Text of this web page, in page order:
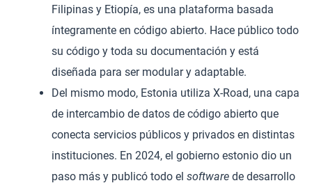
Filipinas y Etiopía, es una plataforma basada
íntegramente en código abierto. Hace público todo
su código y toda su documentación y está
diseñada para ser modular y adaptable.
Del mismo modo, Estonia utiliza X-Road, una capa
de intercambio de datos de código abierto que
conecta servicios públicos y privados en distintas
instituciones. En 2024, el gobierno estonio dio un
paso más y publicó todo el software de desarrollo